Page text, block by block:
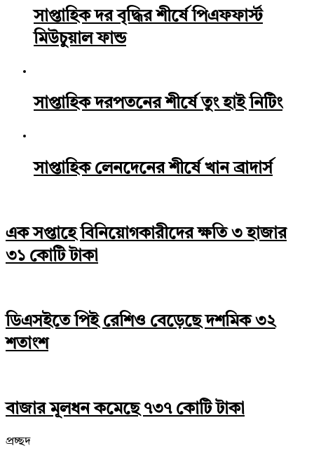
সাপ্তাহিক দর বৃদ্ধির শীর্ষে পিএফফার্স্ট
মিউচুয়াল ফান্ড
সাপ্তাহিক দরপতনের শীর্ষে তুং হাই নিটিং
সাপ্তাহিক লেনদেনের শীর্ষে খান ব্রাদার্স
এক সপ্তাহে বিনিয়োগকারীদের ক্ষতি ৩ হাজার
৩১ কোটি টাকা
ডিএসইতে পিই রেশিও বেড়েছে দশমিক ৩২
শতাংশ
বাজার মূলধন কমেছে ৭৩৭ কোটি টাকা
প্রচ্ছদ